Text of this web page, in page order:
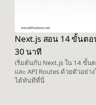
Next.js สอน 14 ขั้นตอ
30 นาที
เริ่มต้นกับ Next.js ใน 14 ขั้น
และ API Routes ด้วยตัวอย่า
ได้ทันทีที่นี่